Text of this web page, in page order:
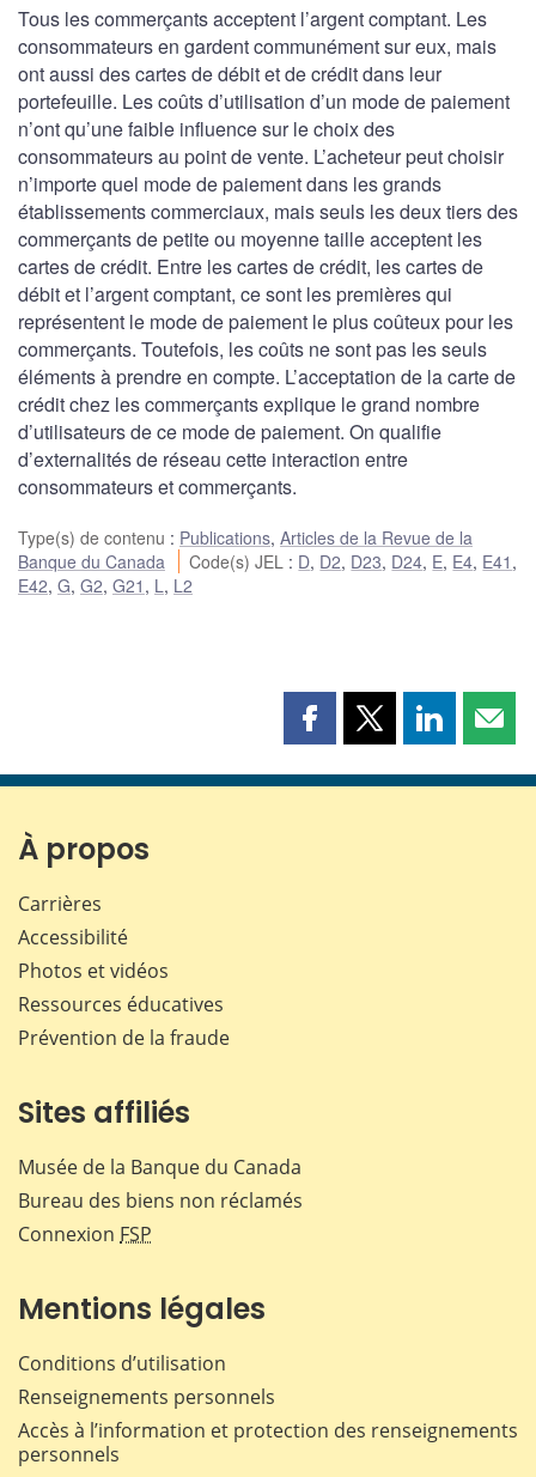
Tous les commerçants acceptent l’argent comptant. Les
consommateurs en gardent communément sur eux, mais
ont aussi des cartes de débit et de crédit dans leur
portefeuille. Les coûts d’utilisation d’un mode de paiement
n’ont qu’une faible influence sur le choix des
consommateurs au point de vente. L’acheteur peut choisir
n’importe quel mode de paiement dans les grands
établissements commerciaux, mais seuls les deux tiers des
commerçants de petite ou moyenne taille acceptent les
cartes de crédit. Entre les cartes de crédit, les cartes de
débit et l’argent comptant, ce sont les premières qui
représentent le mode de paiement le plus coûteux pour les
commerçants. Toutefois, les coûts ne sont pas les seuls
éléments à prendre en compte. L’acceptation de la carte de
crédit chez les commerçants explique le grand nombre
d’utilisateurs de ce mode de paiement. On qualifie
d’externalités de réseau cette interaction entre
consommateurs et commerçants.
Type(s) de contenu : Publications, Articles de la Revue de la
Banque du Canada
Code(s) JEL : D, D2, D23, D24, E, E4, E41 ,
E42, G, G2, G21 , L , L2
Partager
page
Partager
page
Partager
page page
À propos
Carrières
Accessibilité
Photos et vidéos
Ressources éducatives
Prévention de la fraude
Sites affiliés
Musée de la Banque du Canada
Bureau des biens non réclamés
Connexion FSP
Mentions légales
Conditions d’utilisation
Renseignements personnels
Accès à l’information et protection des renseignements
personnels